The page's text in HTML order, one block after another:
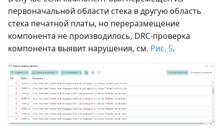
первоначальной области стека в другую область
стека печатной платы, но переразмещение
компонента не производилось, DRC-проверка
компонента выявит нарушения, см. Рис. 5.